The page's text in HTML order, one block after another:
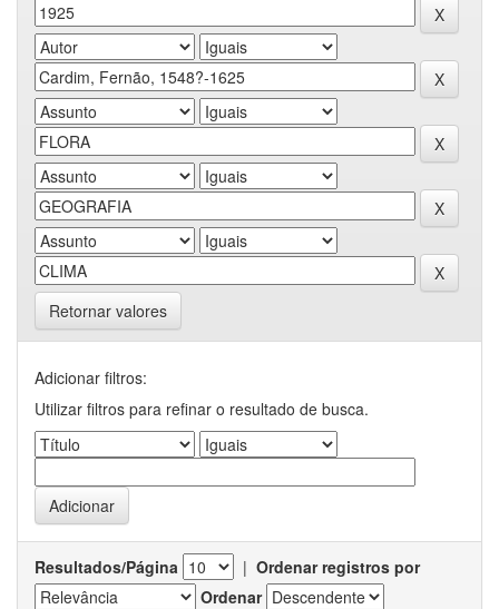
Retornar valores
Adicionar filtros:
Utilizar filtros para refinar o resultado de busca.
Resultados/Página | Ordenar registros por
Ordenar